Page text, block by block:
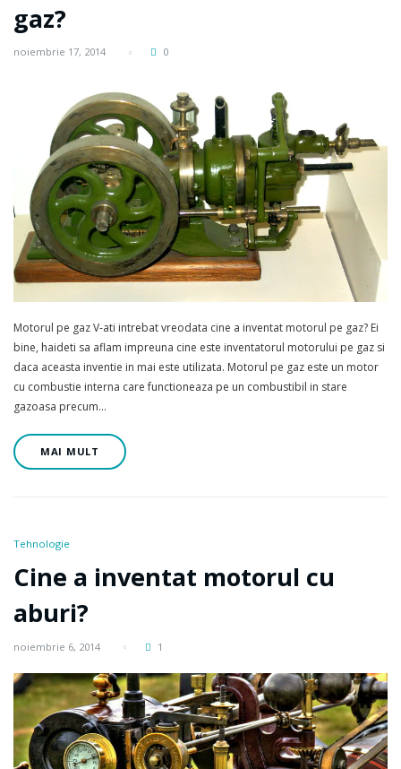
gaz?
noiembrie 17, 2014 0
Motorul pe gaz V-ati intrebat vreodata cine a inventat motorul pe gaz? Ei
bine, haideti sa aflam impreuna cine este inventatorul motorului pe gaz si
daca aceasta inventie in mai este utilizata. Motorul pe gaz este un motor
cu combustie interna care functioneaza pe un combustibil in stare
gazoasa precum…
MAI MULT
Tehnologie
Cine a inventat motorul cu
aburi?
noiembrie 6, 2014 1